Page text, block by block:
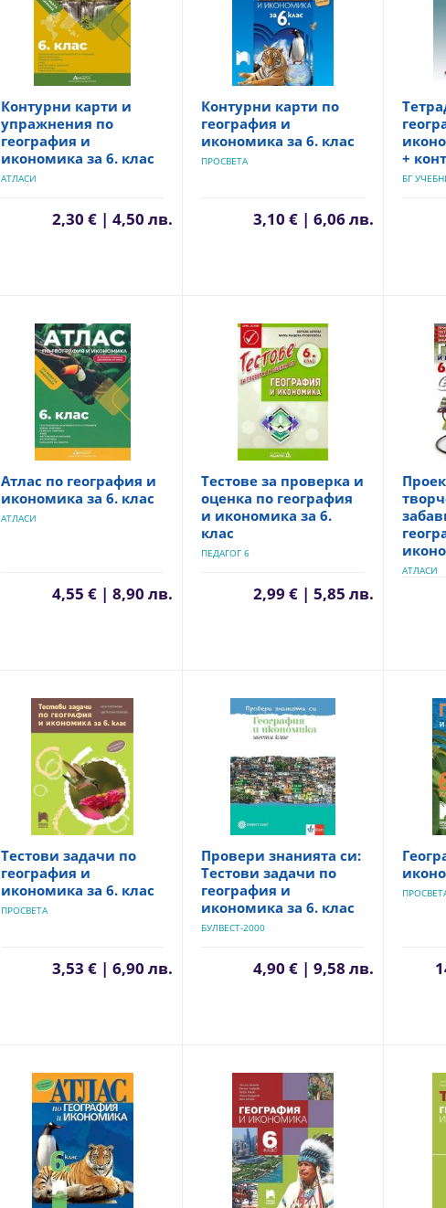
Контурни карти и
упражнения по
география и
икономика за 6. клас
АТЛАСИ
2,30 € | 4,50 лв.
Контурни карти по
география и
икономика за 6. клас
ПРОСВЕТА
3,10 € | 6,06 лв.
+
БГ
Атлас по география и
икономика за 6. клас
АТЛАСИ
4,55 € | 8,90 лв.
Тестове за проверка и
оценка по география
и икономика за 6.
клас
ПЕДАГОГ 6
2,99 € | 5,85 лв.
АТЛАСИ
Тестови задачи по
география и
икономика за 6. клас
ПРОСВЕТА
3,53 € | 6,90 лв.
Провери знанията си:
Тестови задачи по
география и
икономика за 6. клас
БУЛВЕСТ-2000
4,90 € | 9,58 лв.